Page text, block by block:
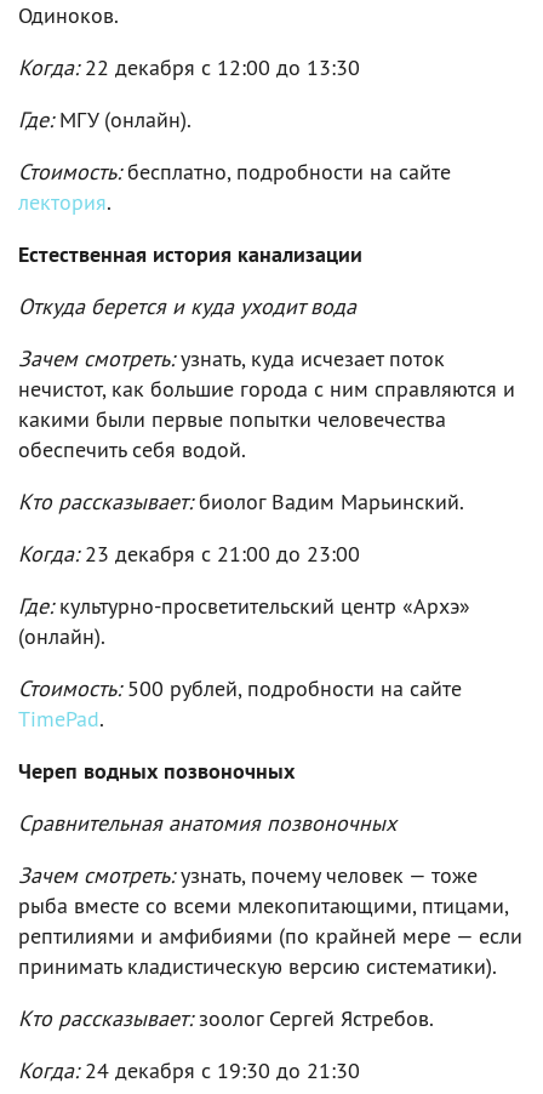
Одиноков.
Когда:22 декабря c 12:00 до 13:30
Где:МГУ (онлайн).
Стоимость:бесплатно, подробности на сайте
лектория.
Естественная история канализации
Откуда берется и куда уходит вода
Зачем смотреть:узнать, куда исчезает поток
нечистот, как большие города с ним справляются и
какими были первые попытки человечества
обеспечить себя водой.
Кто рассказывает:биолог Вадим Марьинский.
Когда:23 декабря c 21:00 до 23:00
Где:культурно-просветительский центр «Архэ»
(онлайн).
Стоимость:500 рублей, подробности на сайте
TimePad.
Череп водных позвоночных
Сравнительная анатомия позвоночных
Зачем смотреть:узнать, почему человек — тоже
рыба вместе со всеми млекопитающими, птицами,
рептилиями и амфибиями (по крайней мере — если
принимать кладистическую версию систематики).
Кто рассказывает:зоолог Сергей Ястребов.
Когда:24 декабря c 19:30 до 21:30